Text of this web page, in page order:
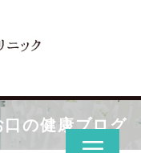
の健康ブログ